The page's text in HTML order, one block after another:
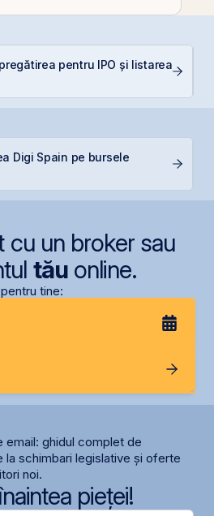
pentru IPO și listarea
Digi Spain pe bursele
cu un broker sau
tăuonline.
tine:
ghidul complet de
schimbari legislative și oferte
noi.
pieței!